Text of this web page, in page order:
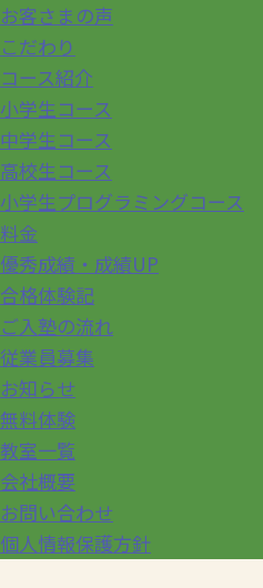
お客さまの声
こだわり
コース紹介
小学生コース
中学生コース
高校生コース
小学生プログラミングコース
料金
優秀成績・成績UP
合格体験記
ご入塾の流れ
従業員募集
お知らせ
無料体験
教室一覧
会社概要
お問い合わせ
個人情報保護方針